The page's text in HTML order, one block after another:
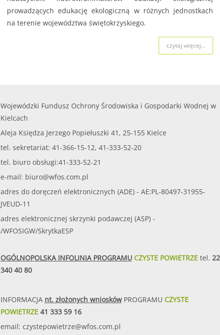
prowadzących edukację ekologiczną w różnych jednostkach
na terenie województwa świętokrzyskiego.
czytaj więcej...
Wojewódzki Fundusz Ochrony Środowiska i Gospodarki Wodnej w
Kielcach
Aleja Księdza Jerzego Popiełuszki 41, 25-155 Kielce
tel. sekretariat: 41-366-15-12, 41-333-52-20
tel. biuro obsługi:41-333-52-21
e-mail: biuro@wfos.com.pl
adres do doręczeń elektronicznych (ADE) - AE:PL-80497-31955-
JVEUD-11
adres elektronicznej skrzynki podawczej (ASP) -
/WFOSIGW/SkrytkaESP
OGÓLNOPOLSKA INFOLINIA PROGRAMUCZYSTE POWIETRZEtel. 22
340 40 80
INFORMACJA nt. złożonych wnioskówPROGRAMU CZYSTE
POWIETRZE41 333 59 16
email: czystepowietrze@wfos.com.pl